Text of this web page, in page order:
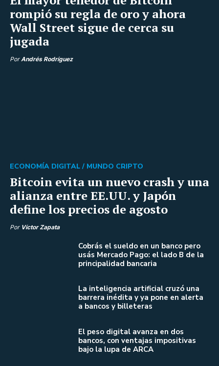
rompió su regla de oro y ahora
Wall Street sigue de cerca su
jugada
Por Andrés Rodríguez
Bitcoin evita un nuevo crash y una
alianza entre EE.UU. y Japón
define los precios de agosto
ECONOMÍA DIGITAL / MUNDO CRIPTO
Por Víctor Zapata
Cobrás el sueldo en un banco pero
usás Mercado Pago: el lado B de la
principalidad bancaria
La inteligencia artificial cruzó una
barrera inédita y ya pone en alerta
a bancos y billeteras
El peso digital avanza en dos
bancos, con ventajas impositivas
bajo la lupa de ARCA